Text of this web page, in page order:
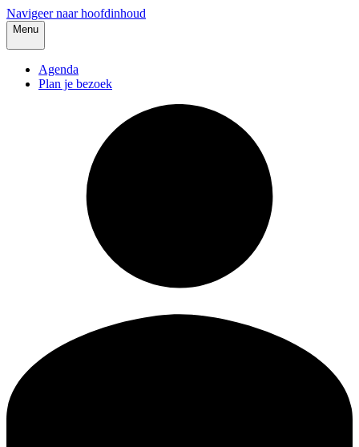
Navigeer naar hoofdinhoud
Menu
Agenda
Plan je bezoek